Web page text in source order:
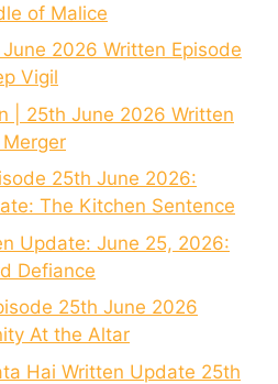
of Malice
2026 Written Episode
Vigil
| 25th June 2026 Written
25th June 2026:
The Kitchen Sentence
Update: June 25, 2026:
Defiance
25th June 2026
At the Altar
Hai Written Update 25th